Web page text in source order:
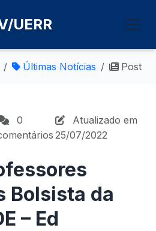
UERR
Últimas Notícias Post
0
Atualizado em
25/07/2022
Bolsista da
– Ed